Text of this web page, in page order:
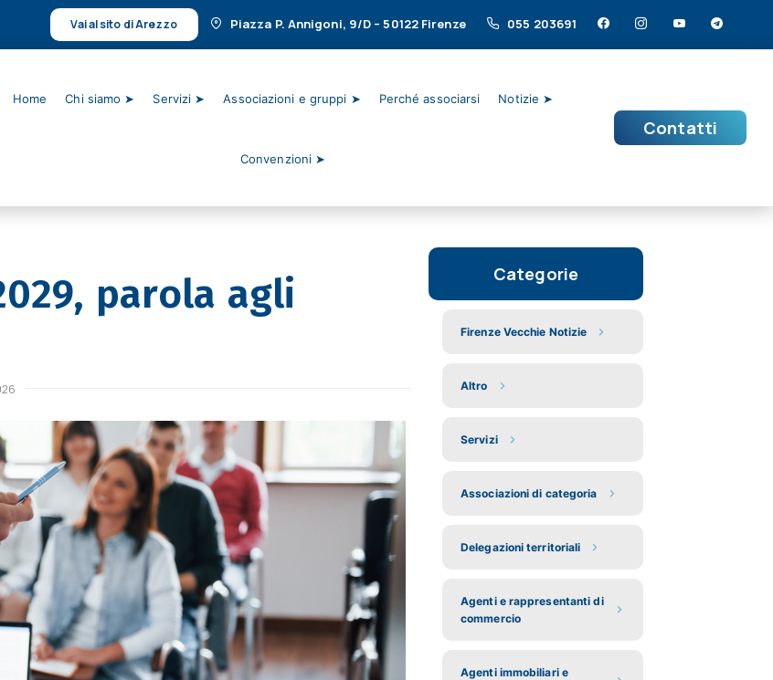
Vai al sito di Arezzo Piazza P. Annigoni, 9/D – 50122 Firenze 055 203691
Home Chi siamo ➤ Servizi ➤ Associazioni e gruppi ➤ Perché associarsi Notizie ➤
Convenzioni ➤
Contatti
parola agli
Categorie
Firenze Vecchie Notizie
Altro
Servizi
Associazioni di categoria
Delegazioni territoriali
Agenti e rappresentanti di
commercio
Agenti immobiliari e